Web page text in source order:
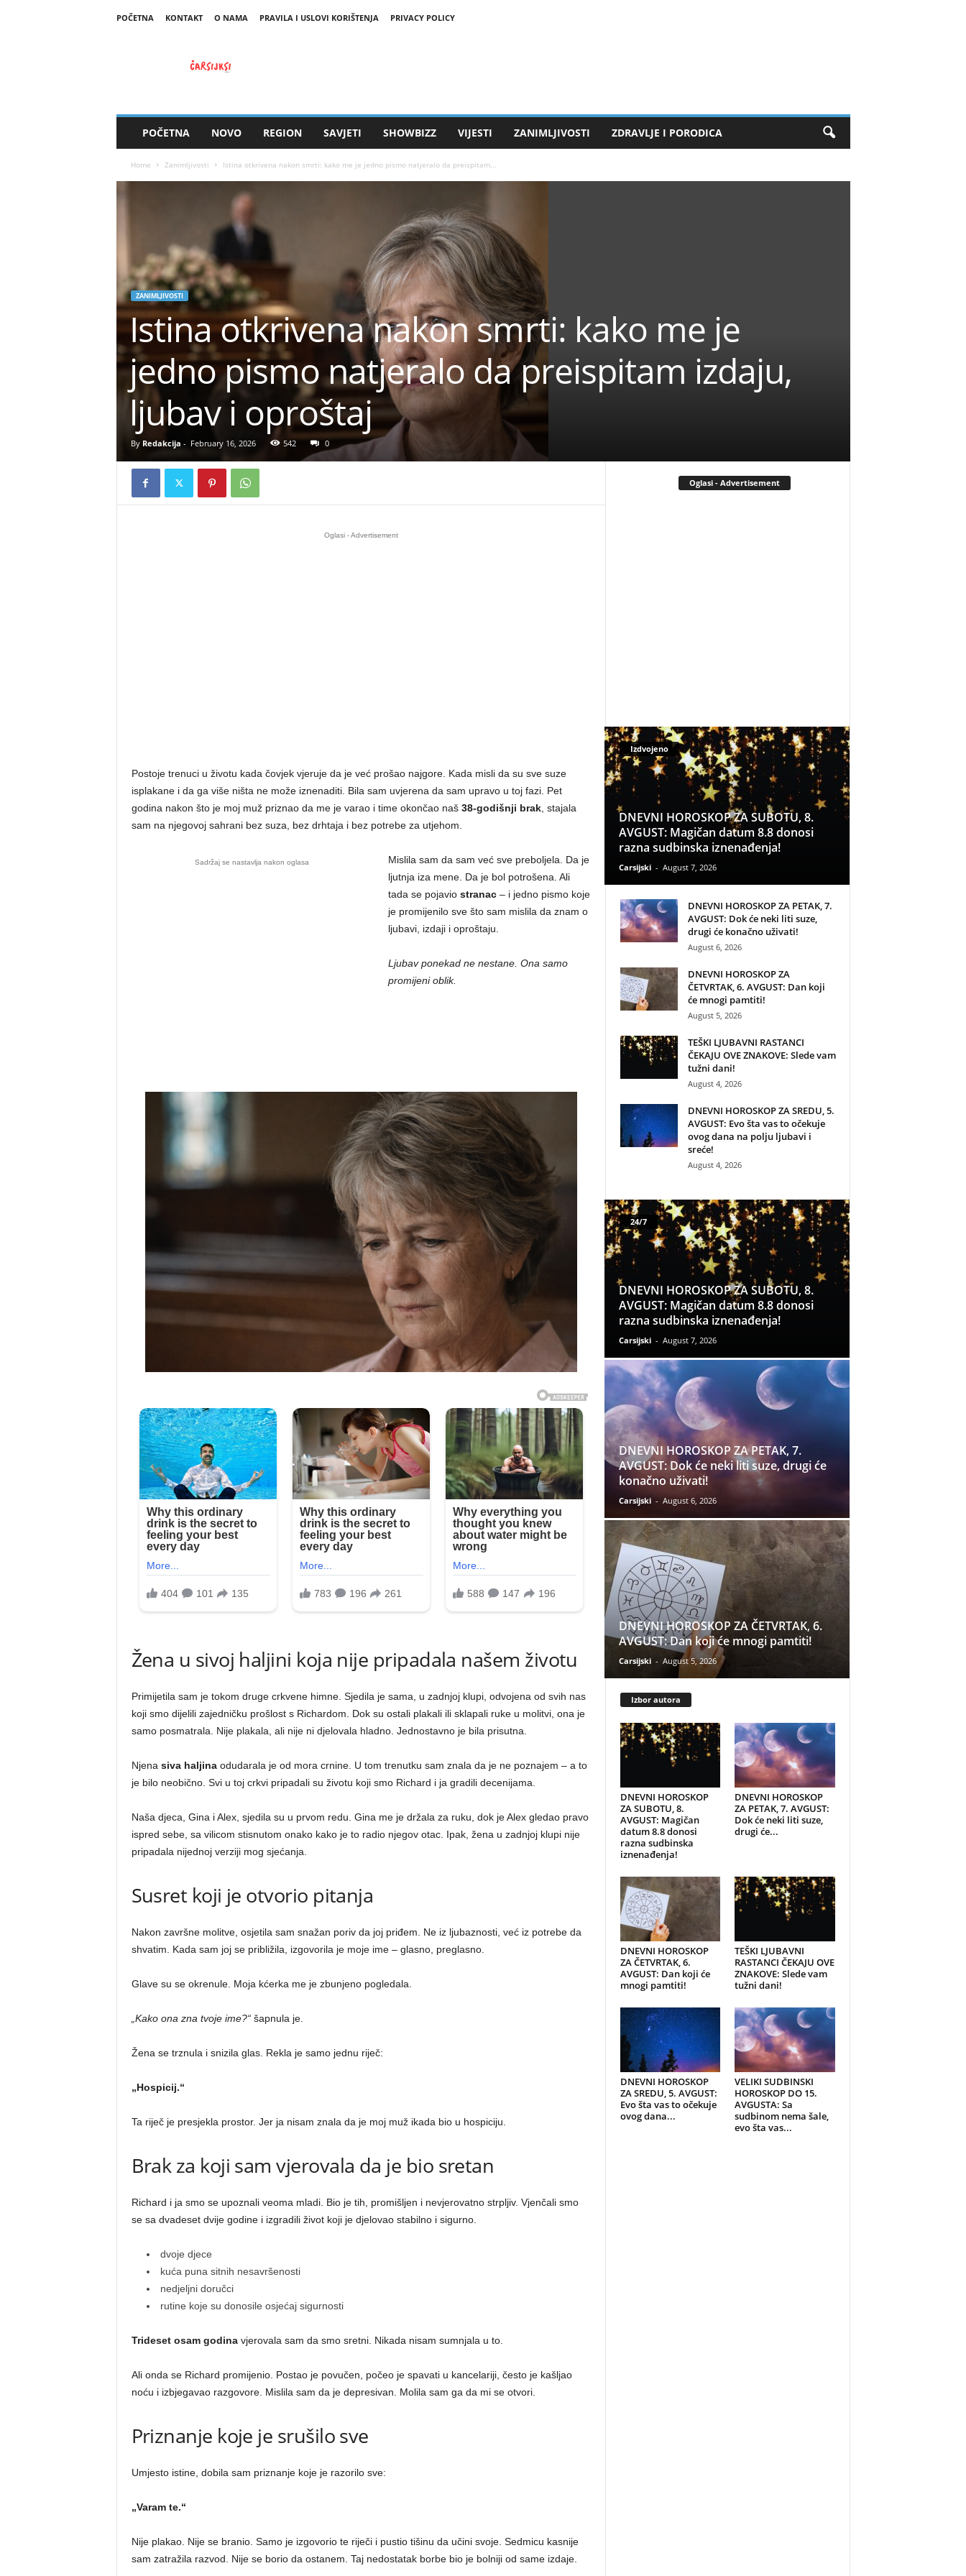
POČETNA KONTAKT O NAMA PRAVILA I USLOVI KORIŠTENJA
PRIVACY POLICY
POČETNA NOVO REGION SAVJETI SHOWBIZZ VIJESTI ZANIMLJIVOSTI ZDRAVLJE I PORODICA
Home Zanimljivosti Istina otkrivena nakon smrti: kako me je jedno pismo natjeralo da preispitam...
ZANIMLJIVOSTI
Istina otkrivena nakon smrti: kako me je
jedno pismo natjeralo da preispitam izdaju,
ljubav i oproštaj
By Redakcija - February 16, 2026 542 0
Oglasi - Advertisement
Postoje trenuci u životu kada čovjek vjeruje da je već prošao najgore. Kada misli da su sve suze
isplakane i da ga više ništa ne može iznenaditi. Bila sam uvjerena da sam upravo u toj fazi. Pet
godina nakon što je moj muž priznao da me je varao i time okončao naš 38-godišnji brak, stajala
sam na njegovoj sahrani bez suza, bez drhtaja i bez potrebe za utjehom.
Sadržaj se nastavlja nakon oglasa
Mislila sam da sam već sve preboljela. Da je
ljutnja iza mene. Da je bol potrošena. Ali
tada se pojavio stranac– i jedno pismo koje
je promijenilo sve što sam mislila da znam o
ljubavi, izdaji i oproštaju.
Ljubav ponekad ne nestane. Ona samo
promijeni oblik.
Žena u sivoj haljini koja nije pripadala našem životu
Primijetila sam je tokom druge crkvene himne. Sjedila je sama, u zadnjoj klupi, odvojena od svih nas
koji smo dijelili zajedničku prošlost s Richardom. Dok su ostali plakali ili sklapali ruke u molitvi, ona je
samo posmatrala. Nije plakala, ali nije ni djelovala hladno. Jednostavno je bila prisutna.
Njena siva haljinaodudarala je od mora crnine. U tom trenutku sam znala da je ne poznajem – a to
je bilo neobično. Svi u toj crkvi pripadali su životu koji smo Richard i ja gradili decenijama.
Naša djeca, Gina i Alex, sjedila su u prvom redu. Gina me je držala za ruku, dok je Alex gledao pravo
ispred sebe, sa vilicom stisnutom onako kako je to radio njegov otac. Ipak, žena u zadnjoj klupi nije
pripadala nijednoj verziji mog sjećanja.
Susret koji je otvorio pitanja
Nakon završne molitve, osjetila sam snažan poriv da joj priđem. Ne iz ljubaznosti, već iz potrebe da
shvatim. Kada sam joj se približila, izgovorila je moje ime – glasno, preglasno.
Glave su se okrenule. Moja kćerka me je zbunjeno pogledala.
„Kako ona zna tvoje ime?“šapnula je.
Žena se trznula i snizila glas. Rekla je samo jednu riječ:
„Hospicij.“
Ta riječ je presjekla prostor. Jer ja nisam znala da je moj muž ikada bio u hospiciju.
Brak za koji sam vjerovala da je bio sretan
Richard i ja smo se upoznali veoma mladi. Bio je tih, promišljen i nevjerovatno strpljiv. Vjenčali smo
se sa dvadeset dvije godine i izgradili život koji je djelovao stabilno i sigurno.
dvoje djece
kuća puna sitnih nesavršenosti
nedjeljni doručci
rutine koje su donosile osjećaj sigurnosti
Trideset osam godinavjerovala sam da smo sretni. Nikada nisam sumnjala u to.
Ali onda se Richard promijenio. Postao je povučen, počeo je spavati u kancelariji, često je kašljao
noću i izbjegavao razgovore. Mislila sam da je depresivan. Molila sam ga da mi se otvori.
Priznanje koje je srušilo sve
Umjesto istine, dobila sam priznanje koje je razorilo sve:
„Varam te.“
Nije plakao. Nije se branio. Samo je izgovorio te riječi i pustio tišinu da učini svoje. Sedmicu kasnije
sam zatražila razvod. Nije se borio da ostanem. Taj nedostatak borbe bio je bolniji od same izdaje.
Oglasi - Advertisement
Izdvojeno
DNEVNI HOROSKOP ZA SUBOTU, 8.
AVGUST: Magičan datum 8.8 donosi
razna sudbinska iznenađenja!
Carsijski - August 7, 2026
DNEVNI HOROSKOP ZA PETAK, 7.
AVGUST: Dok će neki liti suze,
drugi će konačno uživati!
August 6, 2026
DNEVNI HOROSKOP ZA
ČETVRTAK, 6. AVGUST: Dan koji
će mnogi pamtiti!
August 5, 2026
TEŠKI LJUBAVNI RASTANCI
ČEKAJU OVE ZNAKOVE: Slede vam
tužni dani!
August 4, 2026
DNEVNI HOROSKOP ZA SREDU, 5.
AVGUST: Evo šta vas to očekuje
ovog dana na polju ljubavi i
sreće!
August 4, 2026
24/7
DNEVNI HOROSKOP ZA SUBOTU, 8.
AVGUST: Magičan datum 8.8 donosi
razna sudbinska iznenađenja!
Carsijski - August 7, 2026
DNEVNI HOROSKOP ZA PETAK, 7.
AVGUST: Dok će neki liti suze, drugi će
konačno uživati!
Carsijski - August 6, 2026
DNEVNI HOROSKOP ZA ČETVRTAK, 6.
AVGUST: Dan koji će mnogi pamtiti!
Carsijski - August 5, 2026
Izbor autora
DNEVNI HOROSKOP
ZA SUBOTU, 8.
AVGUST: Magičan
datum 8.8 donosi
razna sudbinska
iznenađenja!
DNEVNI HOROSKOP
ZA PETAK, 7. AVGUST:
Dok će neki liti suze,
drugi će...
DNEVNI HOROSKOP
ZA ČETVRTAK, 6.
AVGUST: Dan koji će
mnogi pamtiti!
TEŠKI LJUBAVNI
RASTANCI ČEKAJU OVE
ZNAKOVE: Slede vam
tužni dani!
DNEVNI HOROSKOP
ZA SREDU, 5. AVGUST:
Evo šta vas to očekuje
ovog dana...
VELIKI SUDBINSKI
HOROSKOP DO 15.
AVGUSTA: Sa
sudbinom nema šale,
evo šta vas...